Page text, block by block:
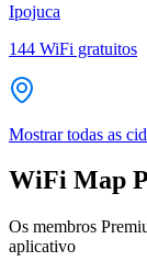
Ipojuca
144 WiFi gratuitos
Mostrar todas as
WiFi Map
Os membros
aplicativo